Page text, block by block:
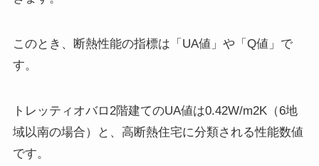
このとき、断熱性能の指標は「UA値」や「Q値」で
す。
トレッティオバロ2階建てのUA値は0.42W/m2K（6地
域以南の場合）と、高断熱住宅に分類される性能数値
です。